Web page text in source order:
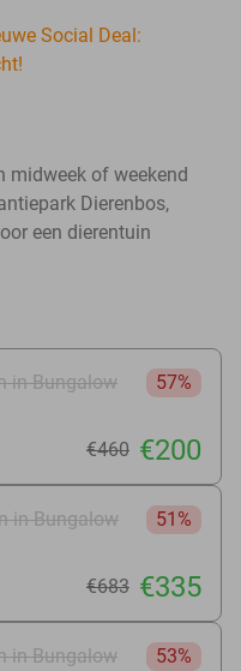
Social Deal:
midweek of weekend
Dierenbos,
een dierentuin
in Bungalow
57%
€460 €200
in Bungalow
51%
€683 €335
in Bungalow
53%